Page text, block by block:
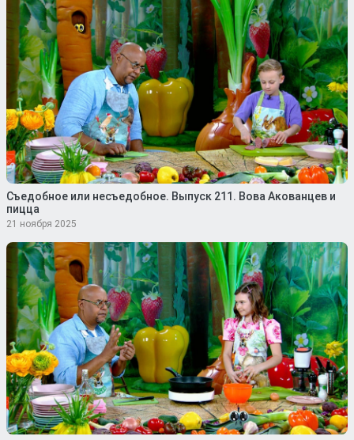
Съедобное или несъедобное. Выпуск 211. Вова Акованцев и
пицца
21 ноября 2025